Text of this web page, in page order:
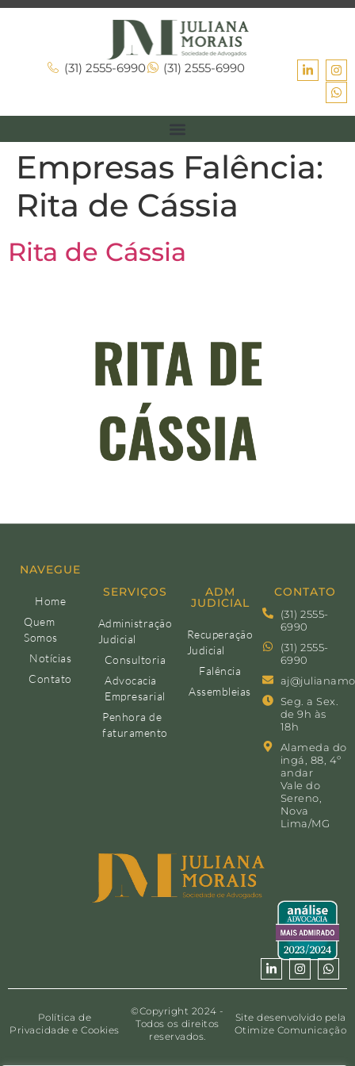
(31) 2555-6990 (31) 2555-6990
Empresas Falência:
Rita de Cássia
Rita de Cássia
NAVEGUE
Home
Quem
Somos
Notícias
Contato
SERVIÇOS
Administração
Judicial
Consultoria
Advocacia
Empresarial
Penhora de
faturamento
ADM
JUDICIAL
Recuperação
Judicial
Falência
Assembleias
CONTATO
(31) 2555-
6990
(31) 2555-
6990
Seg. a Sex.
de 9h às
18h
Alameda do
ingá, 88, 4º
andar
Vale do
Sereno,
Nova
Lima/MG
Política de
Privacidade e Cookies
©Copyright 2024 -
Todos os direitos
reservados.
Site desenvolvido pela
Otimize Comunicação